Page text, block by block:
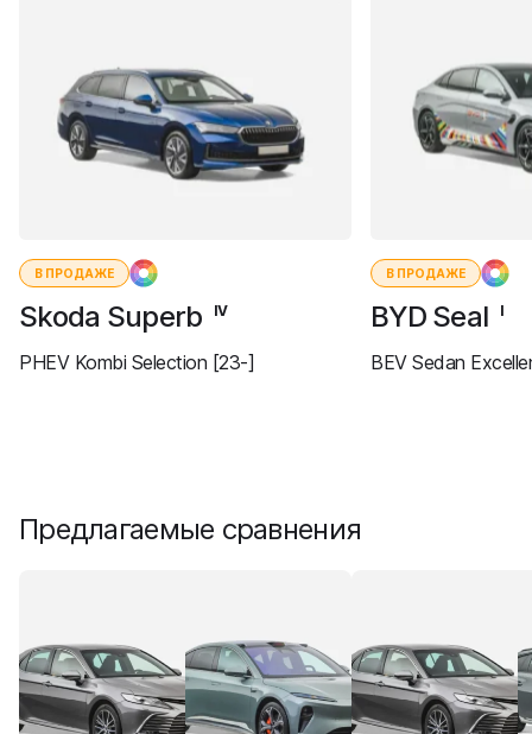
В ПРОДАЖЕ
Skoda Superb IV
PHEV Kombi Selection [23-]
В ПРОДАЖЕ
BYD Seal I
BEV Sedan
Предлагаемые сравнения